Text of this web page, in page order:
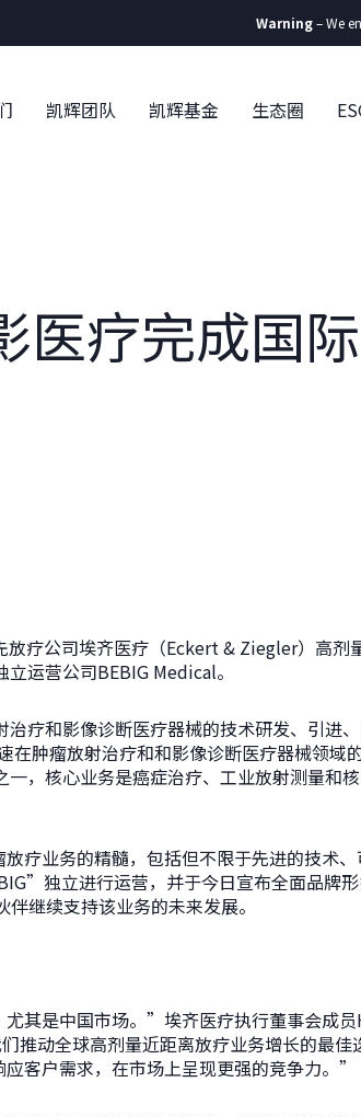
Warning– We
凯辉团队 凯辉基金 生态圈
医疗完成国际
疗公司埃齐医疗（Eckert & Ziegler）高剂
运营公司BEBIG Medical。
疗和影像诊断医疗器械的技术研发、引进
在肿瘤放射治疗和和影像诊断医疗器械领域
，核心业务是癌症治疗、工业放射测量和
疗业务的精髓，包括但不限于先进的技术
独立进行运营，并于今日宣布全面品牌
继续支持该业务的未来发展。
其是中国市场。”埃齐医疗执行董事会成
动全球高剂量近距离放疗业务增长的最佳
客户需求，在市场上呈现更强的竞争力。”